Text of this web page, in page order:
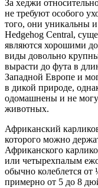
За хеджи
не требуют особого
того, они уникальны
Hedgehog Central,
являются хорошими
виды довольно
вырасти до фута в
Западной Европе и
в дикой природе,
одомашнены и не
животных.
Африканский
которого можно
Африканского
или четырехпалым
обычно колеблется
примерно от 5 до 8